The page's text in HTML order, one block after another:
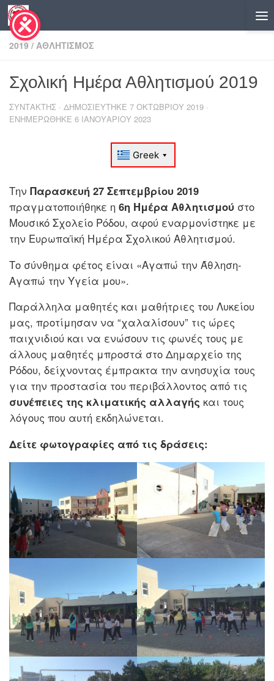
Skip to content
2019 / ΑΘΛΗΤΙΣΜΌΣ
Σχολική Ημέρα Αθλητισμού 2019
ΣΥΝΤΆΚΤΗΣ · ΔΗΜΟΣΙΕΎΤΗΚΕ 7 ΟΚΤΩΒΡΊΟΥ 2019 ·
ΕΝΗΜΕΡΏΘΗΚΕ 6 ΙΑΝΟΥΑΡΊΟΥ 2023
Την Παρασκευή 27 Σεπτεμβρίου 2019
πραγματοποιήθηκε η 6η Ημέρα Αθλητισμού στο
Μουσικό Σχολείο Ρόδου, αφού εναρμονίστηκε με
την Ευρωπαϊκή Ημέρα Σχολικού Αθλητισμού.
Το σύνθημα φέτος είναι «Αγαπώ την Άθληση-
Αγαπώ την Υγεία μου».
Παράλληλα μαθητές και μαθήτριες του Λυκείου
μας, προτίμησαν να “χαλαλίσουν” τις ώρες
παιχνιδιού και να ενώσουν τις φωνές τους με
άλλους μαθητές μπροστά στο Δημαρχείο της
Ρόδου, δείχνοντας έμπρακτα την ανησυχία τους
για την προστασία του περιβάλλοντος από τις
συνέπειες της κλιματικής αλλαγής και τους
λόγους που αυτή εκδηλώνεται.
Δείτε φωτογραφίες από τις δράσεις: